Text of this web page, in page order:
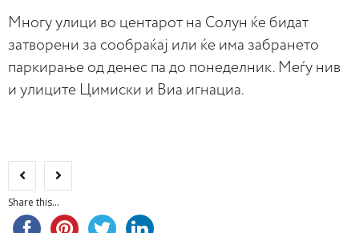
Многу улици во центарот на Солун ќе бидат
затворени за сообраќај или ќе има забрането
паркирање од денес па до понеделник. Меѓу нив
и улиците Цимиски и Виа игнациа.
Share this...